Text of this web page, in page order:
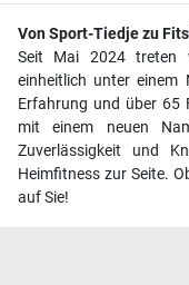
Von Sport-Tiedje zu
Seit Mai 2024 treten
einheitlich unter
Erfahrung und über 65
mit einem neuen
Zuverlässigkeit und
Heimfitness zur Seite.
auf Sie!